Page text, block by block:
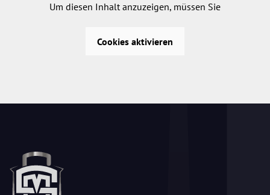
Um diesen Inhalt anzuzeigen, müssen Sie
Cookies aktivieren